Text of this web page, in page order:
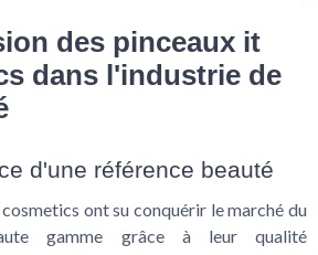
des pinceaux it
dans l'industrie de
d'une référence beauté
ont su conquérir le marché du
gamme grâce à leur qualité